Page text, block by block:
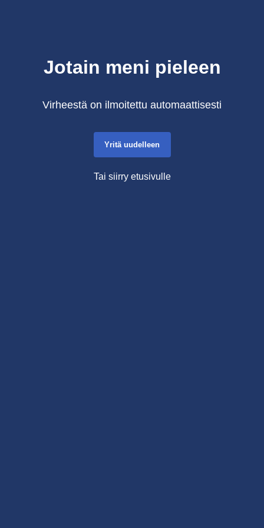
Jotain meni pieleen
Virheestä on ilmoitettu automaattisesti
Yritä uudelleen
Tai siirry etusivulle